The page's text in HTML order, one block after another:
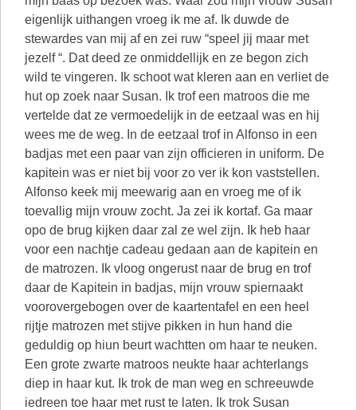
eigenlijk uithangen vroeg ik me af. Ik duwde de
stewardes van mij af en zei ruw “speel jij maar met
jezelf “. Dat deed ze onmiddellijk en ze begon zich
wild te vingeren. Ik schoot wat kleren aan en verliet de
hut op zoek naar Susan. Ik trof een matroos die me
vertelde dat ze vermoedelijk in de eetzaal was en hij
wees me de weg. In de eetzaal trof in Alfonso in een
badjas met een paar van zijn officieren in uniform. De
kapitein was er niet bij voor zo ver ik kon vaststellen.
Alfonso keek mij meewarig aan en vroeg me of ik
toevallig mijn vrouw zocht. Ja zei ik kortaf. Ga maar
opo de brug kijken daar zal ze wel zijn. Ik heb haar
voor een nachtje cadeau gedaan aan de kapitein en
de matrozen. Ik vloog ongerust naar de brug en trof
daar de Kapitein in badjas, mijn vrouw spiernaakt
voorovergebogen over de kaartentafel en een heel
rijtje matrozen met stijve pikken in hun hand die
geduldig op hiun beurt wachtten om haar te neuken.
Een grote zwarte matroos neukte haar achterlangs
diep in haar kut. Ik trok de man weg en schreeuwde
iedreen toe haar met rust te laten. Ik trok Susan